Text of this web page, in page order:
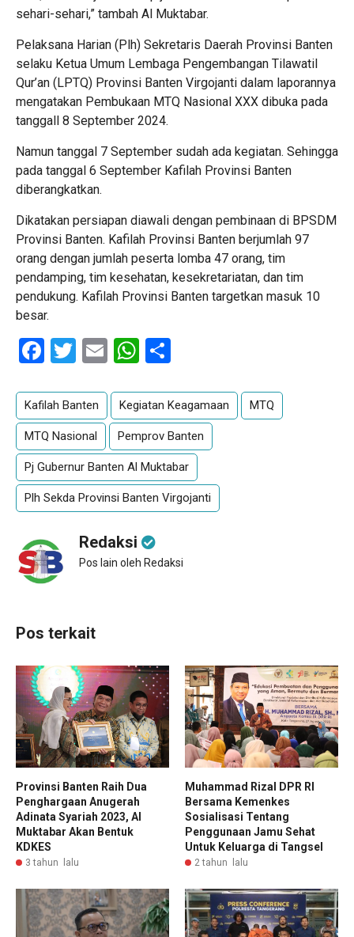
sehari-sehari,” tambah Al Muktabar.
Pelaksana Harian (Plh) Sekretaris Daerah Provinsi Banten
selaku Ketua Umum Lembaga Pengembangan Tilawatil
Qur’an (LPTQ) Provinsi Banten Virgojanti dalam laporannya
mengatakan Pembukaan MTQ Nasional XXX dibuka pada
tanggall 8 September 2024.
Namun tanggal 7 September sudah ada kegiatan. Sehingga
pada tanggal 6 September Kafilah Provinsi Banten
diberangkatkan.
Dikatakan persiapan diawali dengan pembinaan di BPSDM
Provinsi Banten. Kafilah Provinsi Banten berjumlah 97
orang dengan jumlah peserta lomba 47 orang, tim
pendamping, tim kesehatan, kesekretariatan, dan tim
pendukung. Kafilah Provinsi Banten targetkan masuk 10
besar.
Facebook
Twitter
EmailWhatsApp
Kafilah Banten Kegiatan Keagamaan MTQ
MTQ Nasional Pemprov Banten
Pj Gubernur Banten Al Muktabar
Plh Sekda Provinsi Banten Virgojanti
Redaksi
Pos lain oleh Redaksi
Pos terkait
Provinsi Banten Raih Dua
Penghargaan Anugerah
Adinata Syariah 2023, Al
Muktabar Akan Bentuk
KDKES
3 tahun lalu
Muhammad Rizal DPR RI
Bersama Kemenkes
Sosialisasi Tentang
Penggunaan Jamu Sehat
Untuk Keluarga di Tangsel
2 tahun lalu